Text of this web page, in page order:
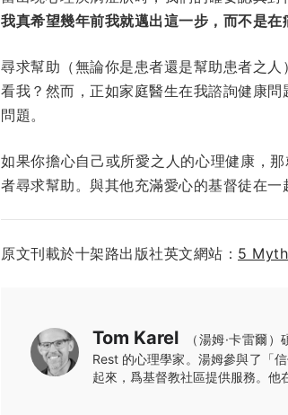
我真希望幾年前我就邁出這一步，而不是在
尋求幫助（無論你是患者還是幫助患者之
看我？然而，正如家庭醫生在我諮詢健康
問題。
如果你擔心自己或所愛之人的心理健康，
者尋求幫助。與其他充滿愛心的基督徒在
原文刊載於十架路出版社英文網站： 5
Tom Karel
（湯姆·卡雷爾
Rest 的心理學家。湯姆參與了「
起來，爲基督教社區提供服務。他